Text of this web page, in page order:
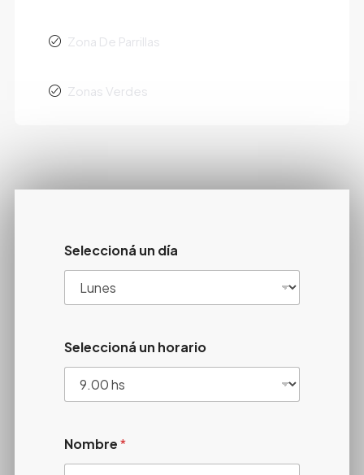
Zona De Parrillas
Zonas Verdes
Seleccioná un día
Seleccioná un horario
Nombre*